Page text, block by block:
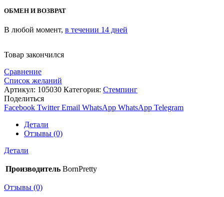
ОБМЕН И ВОЗВРАТ
В любой момент, в течении 14 дней
Товар закончился
Сравнение
Список желаний
Артикул: 105030 Категория: Стемпинг
Поделиться
Facebook Twitter Email WhatsApp WhatsApp Telegram
Детали
Отзывы (0)
Детали
Производитель BornPretty
Отзывы (0)